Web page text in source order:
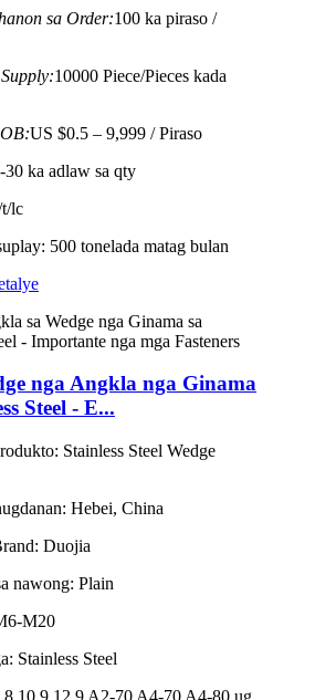
sa Order:100 ka piraso /
10000 Piece/Pieces kada
US $0.5 – 9,999 / Piraso
ka adlaw sa qty
t/lc
500 tonelada matag bulan
nga Angkla nga Ginama
Steel - E...
Stainless Steel Wedge
Hebei, China
Duojia
nawong: Plain
M20
Stainless Steel
10.9 12.9 A2-70 A4-70 A4-80 ug